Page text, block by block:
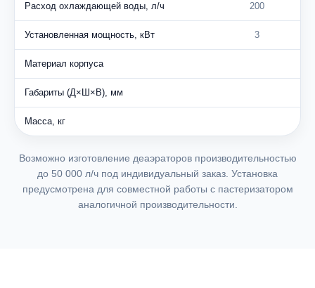
Расход охлаждающей воды, л/ч 200
Установленная мощность, кВт 3
Материал корпуса
Габариты (Д×Ш×В), мм
Масса, кг
Возможно изготовление деаэраторов производительностью
до 50 000 л/ч под индивидуальный заказ. Установка
предусмотрена для совместной работы с пастеризатором
аналогичной производительности.